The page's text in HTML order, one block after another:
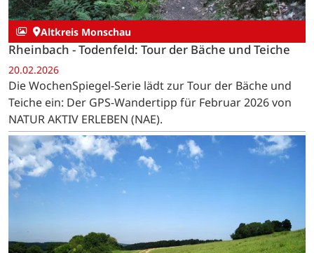
Altkreis Monschau
Rheinbach - Todenfeld: Tour der Bäche und Teiche
20.02.2026
Die WochenSpiegel-Serie lädt zur Tour der Bäche und
Teiche ein: Der GPS-Wandertipp für Februar 2026 von
NATUR AKTIV ERLEBEN (NAE).